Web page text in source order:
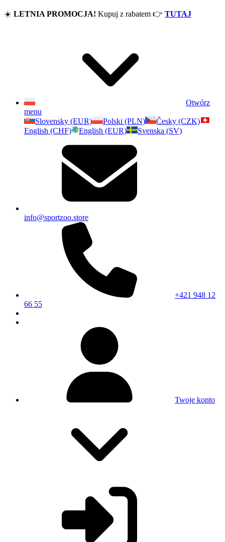
☀️ LETNIA PROMOCJA! Kupuj z rabatem 👉 TUTAJ
Otwórz
menu
Slovensky (EUR)
Polski (PLN)
Česky (CZK)
English (CHF)
English (EUR) Svenska (SV)
info@sportzoo.store
+421 948 12
66 55
Twoje konto